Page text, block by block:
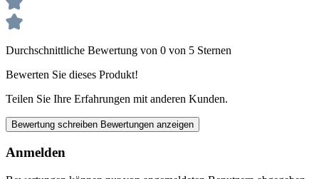
Durchschnittliche Bewertung von 0 von 5 Sternen
Bewerten Sie dieses Produkt!
Teilen Sie Ihre Erfahrungen mit anderen Kunden.
Bewertung schreiben Bewertungen anzeigen
Anmelden